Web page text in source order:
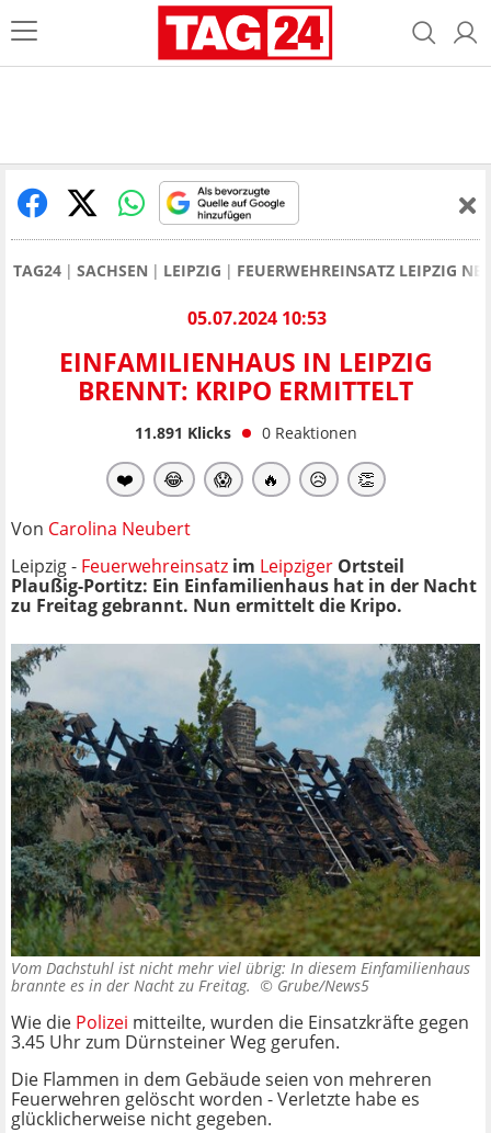
TAG24 SACHSEN LEIPZIG FEUERWEHREINSATZ LEIPZIG
05.07.2024 10:53
EINFAMILIENHAUS IN LEIPZIG
BRENNT: KRIPO ERMITTELT
11.891 Klicks 0 Reaktionen
❤️ 😂 😱 🔥 😥 👏
Von Carolina Neubert
Leipzig - Feuerwehreinsatz im Leipziger Ortsteil
Plaußig-Portitz: Ein Einfamilienhaus hat in der Nacht
zu Freitag gebrannt. Nun ermittelt die Kripo.
Vom Dachstuhl ist nicht mehr viel übrig: In diesem Einfamilienhaus
brannte es in der Nacht zu Freitag. © Grube/News5
Wie die Polizei mitteilte, wurden die Einsatzkräfte gegen
3.45 Uhr zum Dürnsteiner Weg gerufen.
Die Flammen in dem Gebäude seien von mehreren
Feuerwehren gelöscht worden - Verletzte habe es
glücklicherweise nicht gegeben.